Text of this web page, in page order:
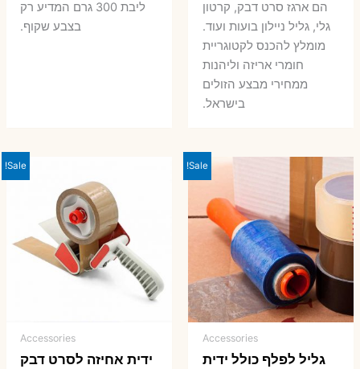
הם ארגז סרט דבק, קרטון
גלי, גליל ניילון בועות ועוד.
מומלץ להכנס לקטוגריית
חומרי אריזה וליהנות
ממחירי מבצע הזולים
בישראל.
ליבת 300 גרם המדיע רק
בצבע שקוף.
Sale!
Accessories
גליל לפלף כולל ידית
Sale!
Accessories
ידית אחיזה לסרט דבק